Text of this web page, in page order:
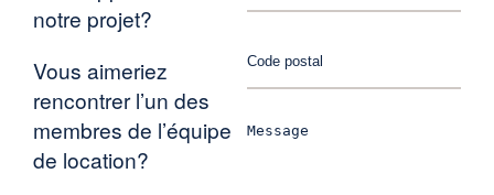
notre projet?
Vous aimeriez
rencontrer l’un des
membres de l’équipe
de location?